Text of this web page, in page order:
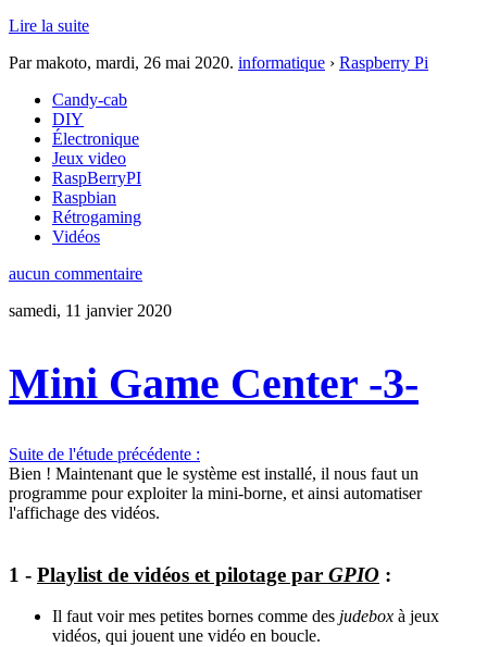
Lire la suite
Par makoto, mardi, 26 mai 2020. informatique › Raspberry Pi
Candy-cab
DIY
Électronique
Jeux video
RaspBerryPI
Raspbian
Rétrogaming
Vidéos
aucun commentaire
samedi, 11 janvier 2020
Mini Game Center -3-
Suite de l'étude précédente :
Bien ! Maintenant que le système est installé, il nous faut un
programme pour exploiter la mini-borne, et ainsi automatiser
l'affichage des vidéos.
1 - Playlist de vidéos et pilotage par GPIO :
Il faut voir mes petites bornes comme des judebox à jeux
vidéos, qui jouent une vidéo en boucle.